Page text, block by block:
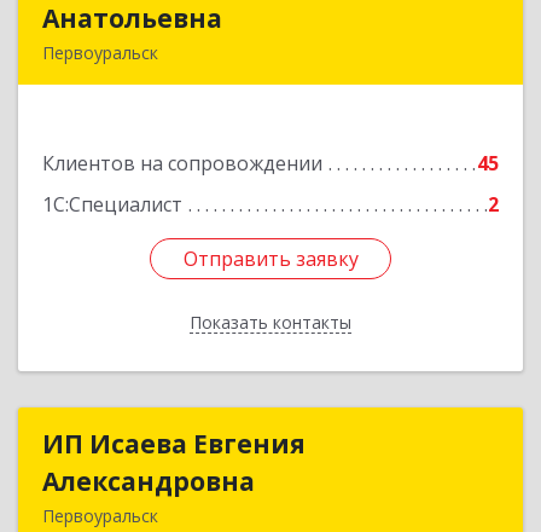
Анатольевна
Первоуральск
Клиентов на сопровождении
45
1С:Специалист
2
Отправить заявку
Показать контакты
Подробнее
Отправить заявку
Назад
ИП Исаева Евгения
Александровна
Первоуральск
ИП Исаева Евгения